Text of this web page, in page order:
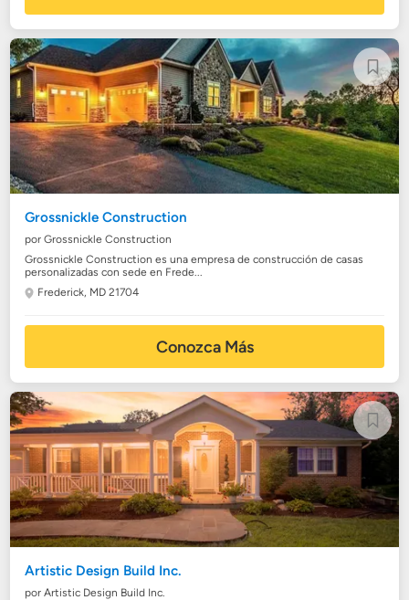
Grossnickle Construction
por Grossnickle Construction
Grossnickle Construction es una empresa de construcción de casas
personalizadas con sede en Frede...
Frederick, MD 21704
Conozca Más
Artistic Design Build Inc.
por Artistic Design Build Inc.